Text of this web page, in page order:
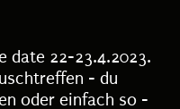
date 22-23.4.2023.
- du
oder einfach so -